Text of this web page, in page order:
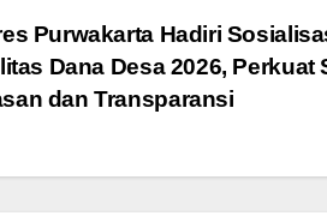
s
A
p
e
n
g
Purwakarta Hadiri
Dana Desa 2026, Perkuat
dan Transparansi